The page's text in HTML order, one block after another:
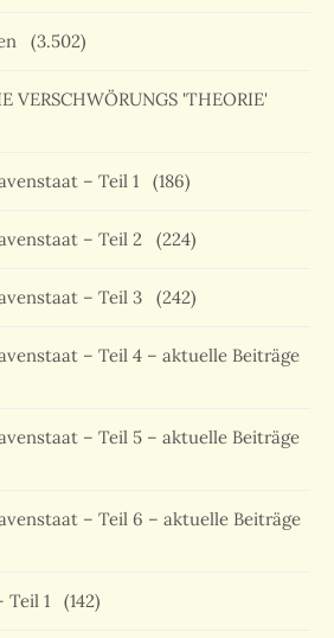
(3.502)
VERSCHWÖRUNGS 'THEORIE'
– Teil 1 (186)
– Teil 2 (224)
– Teil 3 (242)
– Teil 4 – aktuelle Beiträge
– Teil 5 – aktuelle Beiträge
– Teil 6 – aktuelle Beiträge
Teil 1 (142)